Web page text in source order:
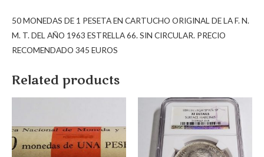
50 MONEDAS DE 1 PESETA EN CARTUCHO ORIGINAL DE LA F. N.
M. T. DEL AÑO 1963 ESTRELLA 66. SIN CIRCULAR. PRECIO
RECOMENDADO 345 EUROS
Related products